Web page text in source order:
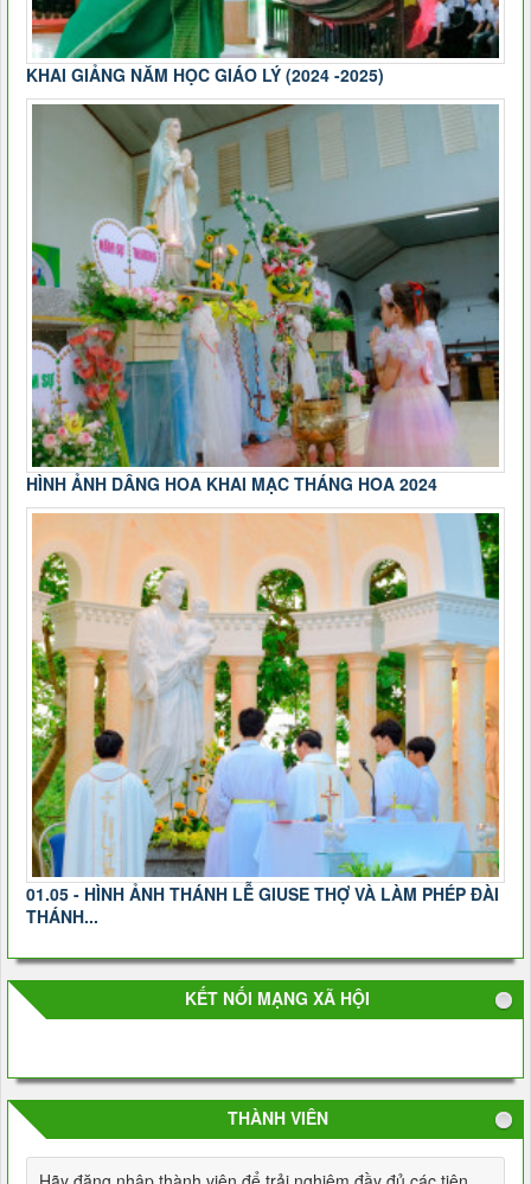
KHAI GIẢNG NĂM HỌC GIÁO LÝ (2024 -2025)
HÌNH ẢNH DÂNG HOA KHAI MẠC THÁNG HOA 2024
01.05 - HÌNH ẢNH THÁNH LỄ GIUSE THỢ VÀ LÀM PHÉP ĐÀI
THÁNH...
KẾT NỐI MẠNG XÃ HỘI
THÀNH VIÊN